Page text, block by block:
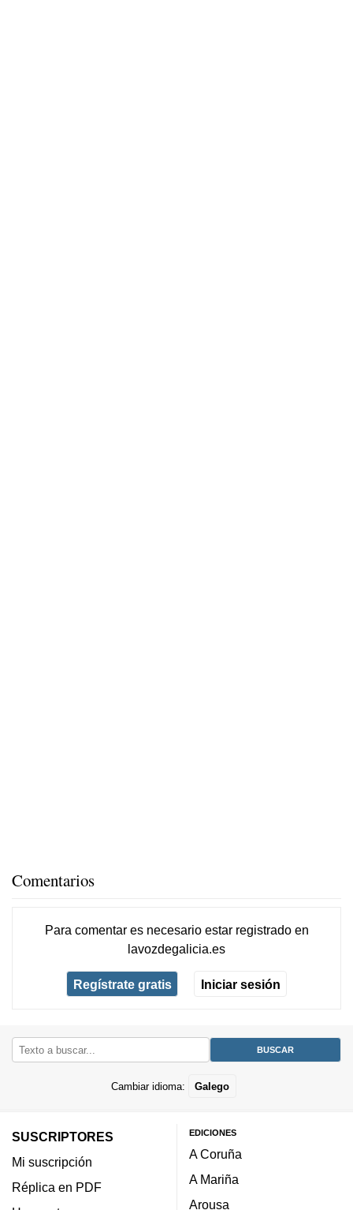
Comentarios
Para comentar es necesario estar registradoen
lavozdegalicia.es
Regístrate gratis Iniciar sesión
Cambiar idioma: Galego
SUSCRIPTORES
Mi suscripción
Réplica en PDF
EDICIONES
A Coruña
A Mariña
Arousa